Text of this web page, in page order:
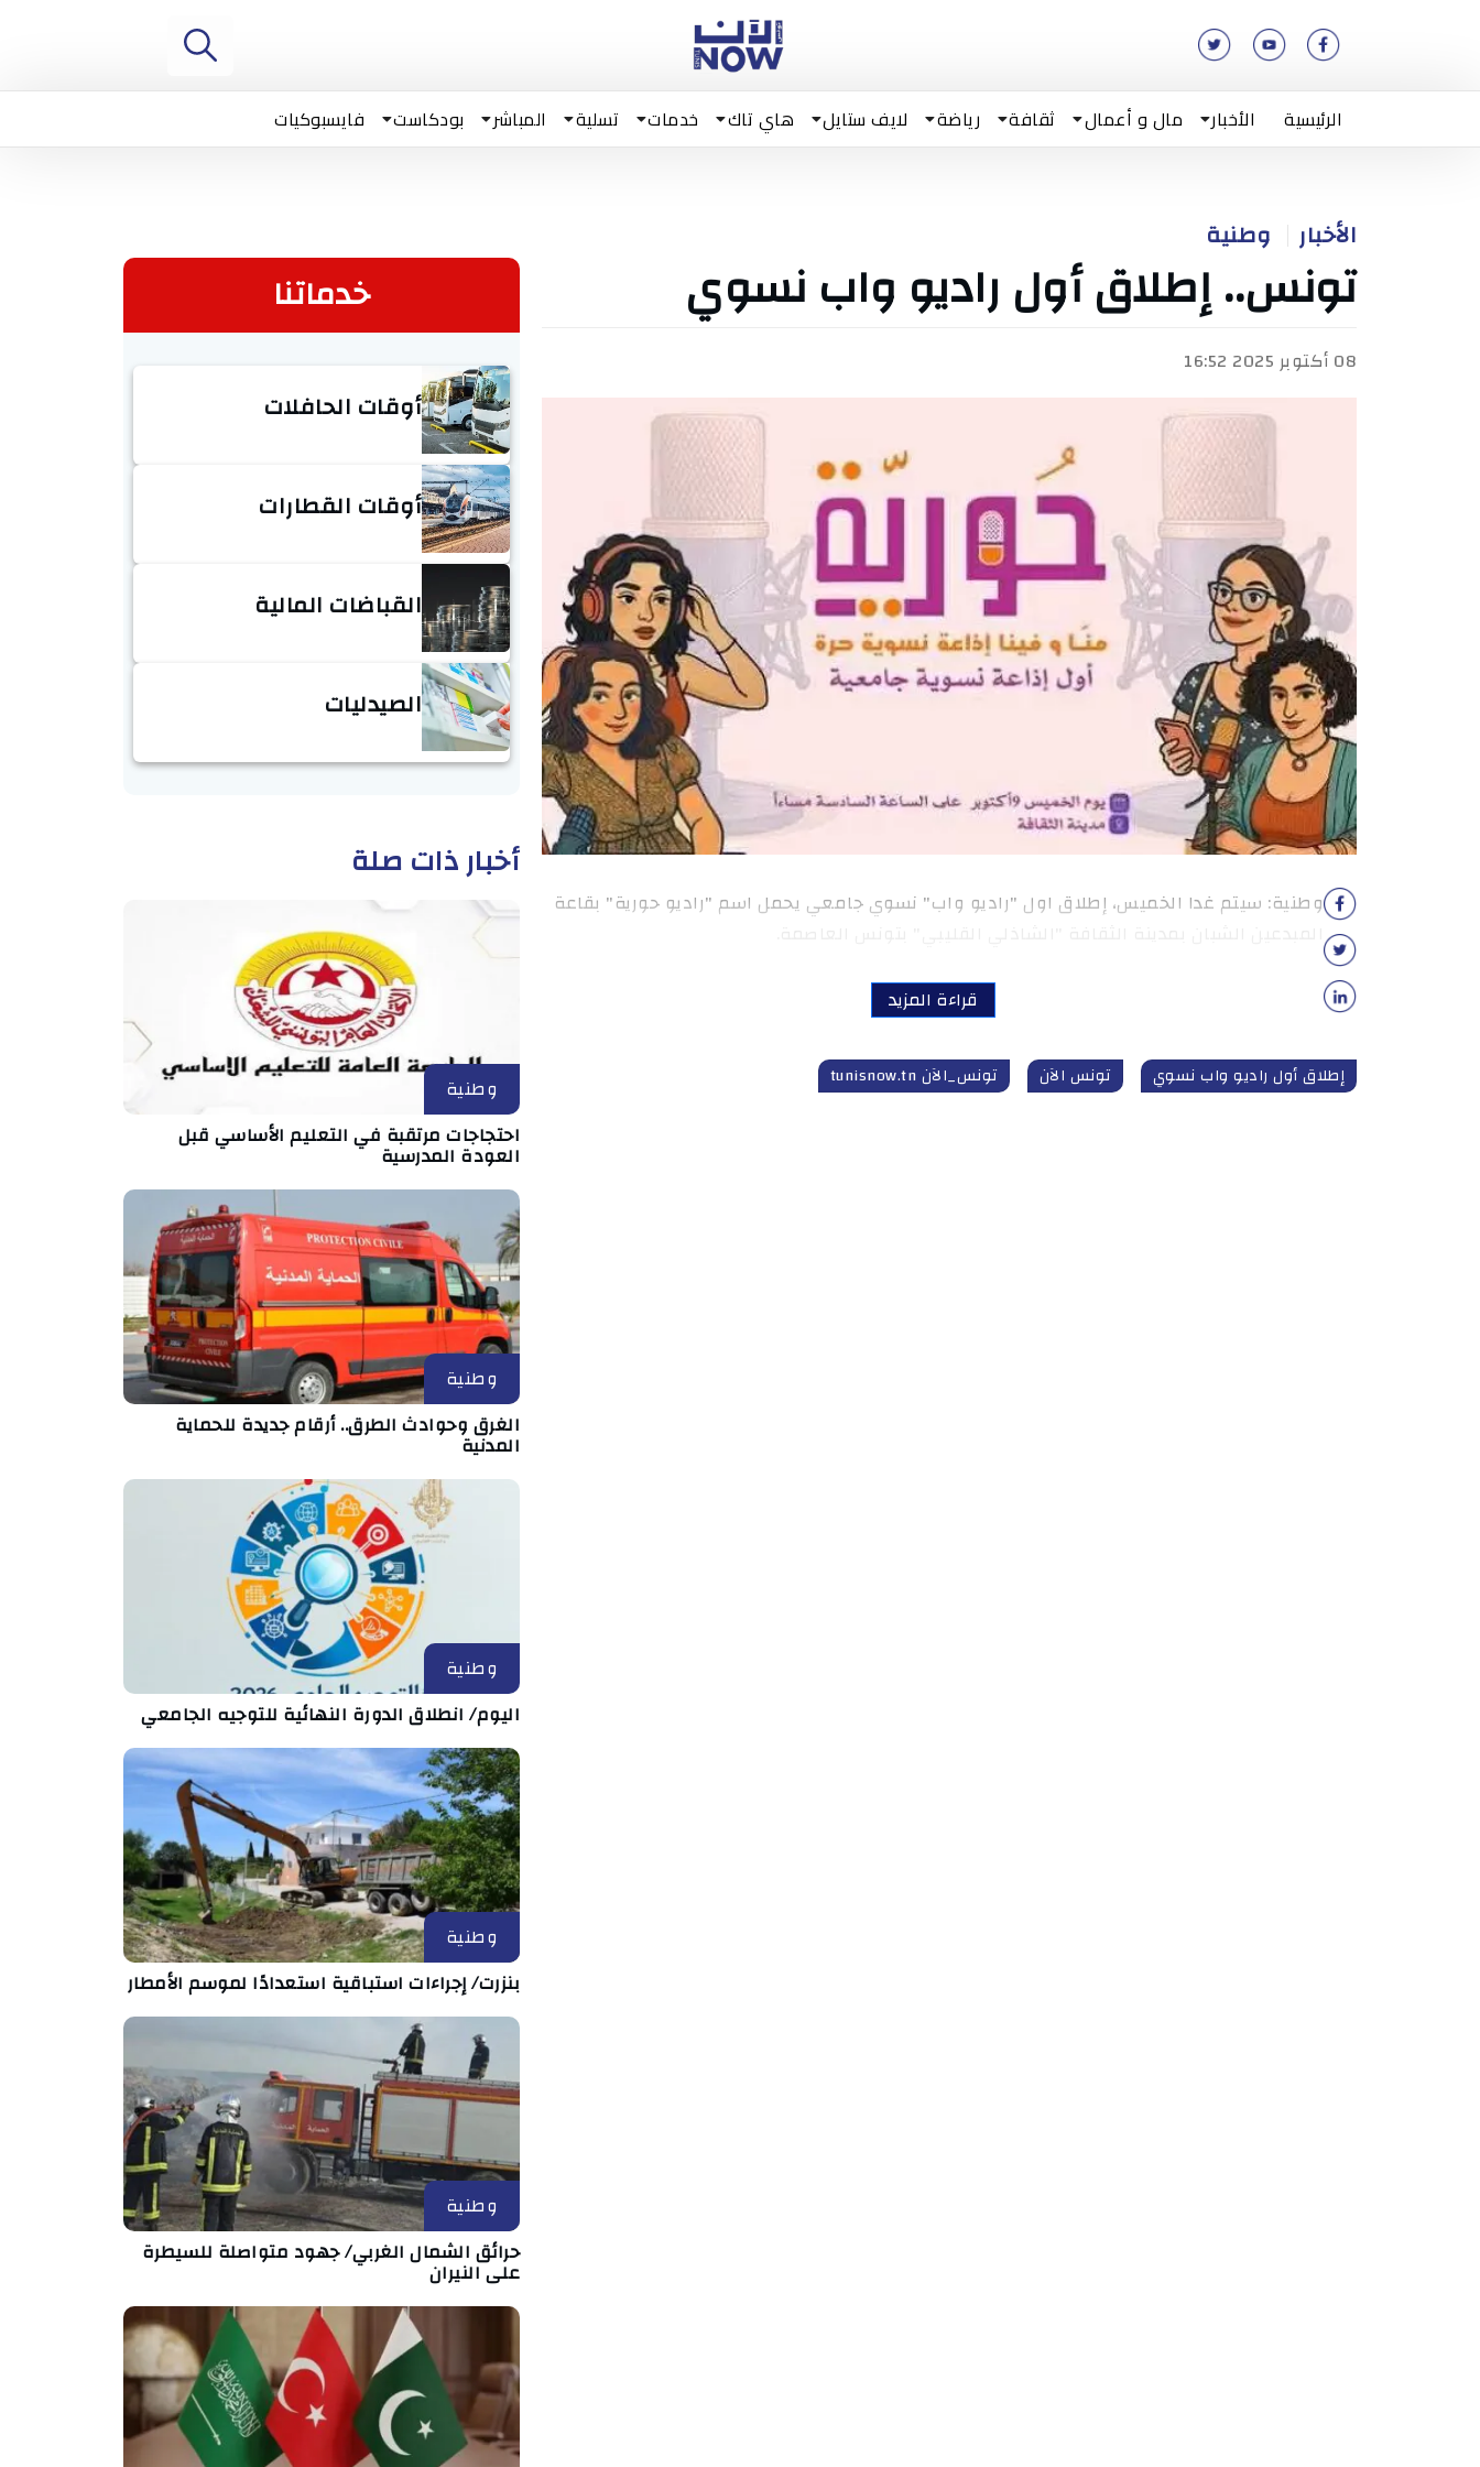
الرئيسية الأخبار مال و أعمال ثقافة رياضة لايف ستايل هاي تاك خدمات تسلية المباشر بودكاست فايسبوكيات
الأخبار وطنية
تونس.. إطلاق أول راديو واب نسوي
08 أكتوبر 2025 16:52
وطنية: سيتم غدا الخميس، إطلاق اول "راديو واب" نسوي جامعي يحمل اسم "راديو حورية" بقاعة
قراءة المزيد
إطلاق أول راديو واب نسوي تونس الآن تونس_الآن tunisnow.tn
خدماتنا
أوقات الحافلات
أوقات القطارات
القباضات المالية
الصيدليات
أخبار ذات صلة
وطنية
احتجاجات مرتقبة في التعليم الأساسي قبل
العودة المدرسية
وطنية
الغرق وحوادث الطرق.. أرقام جديدة للحماية
المدنية
وطنية
اليوم/ انطلاق الدورة النهائية للتوجيه الجامعي
وطنية
بنزرت/ إجراءات استباقية استعدادًا لموسم الأمطار
وطنية
حرائق الشمال الغربي/ جهود متواصلة للسيطرة
على النيران